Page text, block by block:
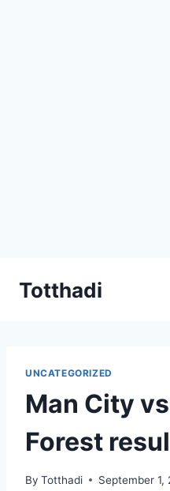
Totthadi
UNCATEGORIZED
Man City
Forest
By Totthadi September 1,